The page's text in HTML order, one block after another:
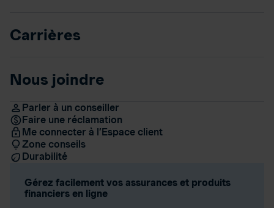
Carrières
Nous joindre
Parler à un conseiller
Faire une réclamation
Me connecter à l’Espace client
Zone conseils
Durabilité
Gérez facilement vos assurances et produits
financiers en ligne